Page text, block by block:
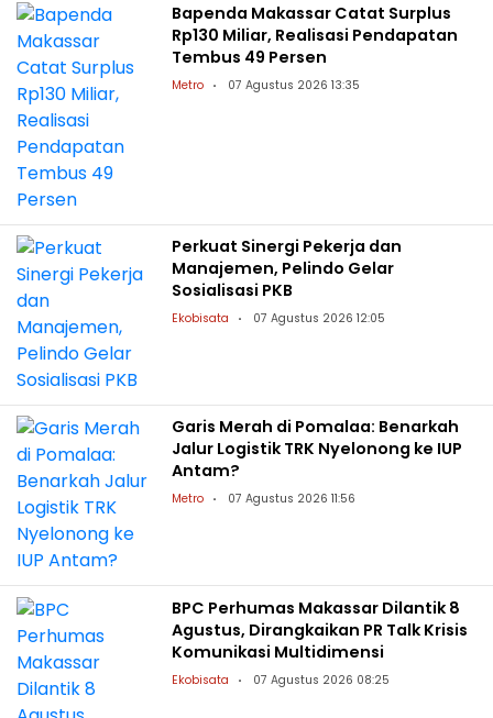
Bapenda Makassar Catat Surplus
Rp130 Miliar, Realisasi Pendapatan
Tembus 49 Persen
Metro 07 Agustus 2026 13:35
Perkuat Sinergi Pekerja dan
Manajemen, Pelindo Gelar
Sosialisasi PKB
Ekobisata 07 Agustus 2026 12:05
Garis Merah di Pomalaa: Benarkah
Jalur Logistik TRK Nyelonong ke IUP
Antam?
Metro 07 Agustus 2026 11:56
BPC Perhumas Makassar Dilantik 8
Agustus, Dirangkaikan PR Talk Krisis
Komunikasi Multidimensi
Ekobisata 07 Agustus 2026 08:25